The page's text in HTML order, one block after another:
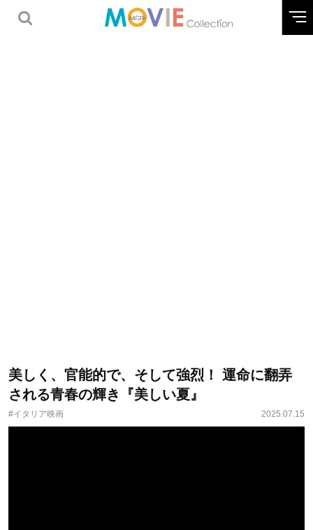
美しく、官能的で、そして強烈！ 運命に翻弄
される青春の輝き『美しい夏』
#イタリア映画 2025.07.15